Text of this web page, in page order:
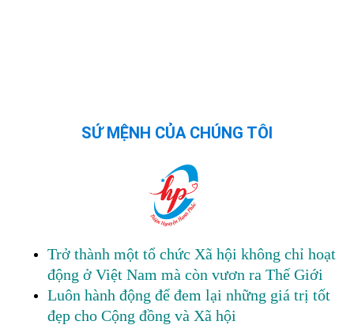
SỨ MỆNH CỦA CHÚNG TÔI
Trở thành một tổ chức Xã hội không chỉ hoạt
động ở Việt Nam mà còn vươn ra Thế Giới
Luôn hành động để đem lại những giá trị tốt
đẹp cho Cộng đồng và Xã hội